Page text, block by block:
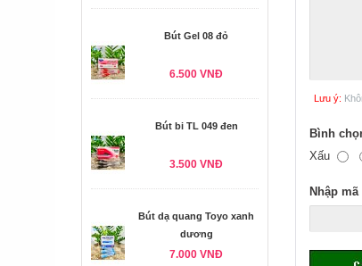
Bút Gel 08 đỏ
6.500 VNĐ
Bút bi TL 049 đen
3.500 VNĐ
Bút dạ quang Toyo xanh
dương
7.000 VNĐ
Lưu ý:
Bình
Xấu
Nhập mã